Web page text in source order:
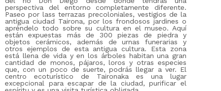
perspectiva del entorno completamente diferente.
Paseo por lass terrazas precoloniales, vestigios de la
antigua ciudad Tairona, por los frondosos jardines o
apréndelo todo sobre su cultura en el museo. Aquí
están expuestas más de 300 piezas de piedra y
objetos cerámicos, además de urnas funerarias y
otros ejemplos de esta antigua cultura. Esta zona
está llena de vida y en los árboles habitan una gran
cantidad de monos, pájaros, loros y otras especies
que, con un poco de suerte, podrás llegar a ver. El
centro ecoturístico de Taironaka es una lugar
excepcional para escapar de la ciudad, purificar el